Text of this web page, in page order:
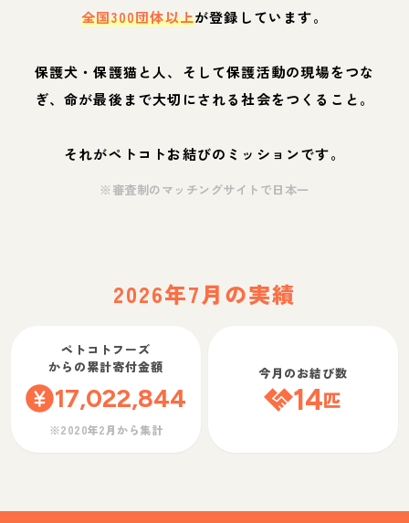
全国300団体以上が登録しています。
保護犬・保護猫と人、そして保護活動の現場をつな
ぎ、命が最後まで大切にされる社会をつくること。
それがペトコトお結びのミッションです。
※審査制のマッチングサイトで日本一
2026年7月の実績
ペトコトフーズ
からの累計寄付金額
17,022,844
※2020年2月から集計
今月のお結び数
14匹